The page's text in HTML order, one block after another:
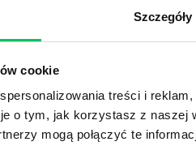
Szczegóły
cookie
treści i
o tym, jak korzystasz z naszej
mogą połączyć te
fokusowe zorientowana na
to literatura piękna,
tygodniowo przepływam
Poznaj nasze szkolenia